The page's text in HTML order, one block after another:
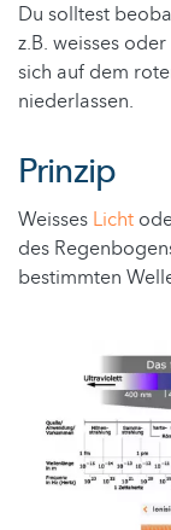
Du solltest
z.B. weisses
sich auf dem
niederlassen.
Prinzip
Weisses Licht
des
bestimmten